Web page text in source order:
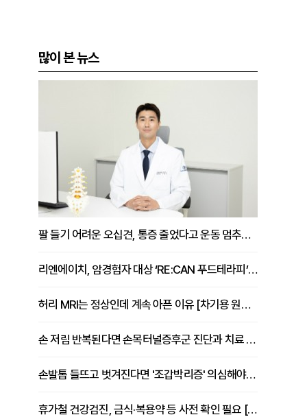
많이 본 뉴스
팔 들기 어려운 오십견, 통증 줄었다고 운동 멈추면 안 되는 이유 [이병욱 원장 칼럼]
리엔에이치, 암경험자 대상 ‘RE:CAN 푸드테라피’ 운영
허리 MRI는 정상인데 계속 아픈 이유 [차기용 원장 칼럼]
손 저림 반복된다면 손목터널증후군 진단과 치료 시기 살펴야 [김동현 원장 칼럼]
손발톱 들뜨고 벗겨진다면 '조갑박리증' 의심해야 [김철윤 원장 칼럼]
휴가철 건강검진, 금식·복용약 등 사전 확인 필요 [정도감 원장 칼럼]